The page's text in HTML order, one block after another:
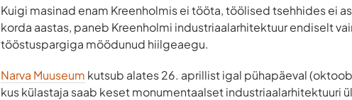
Kuigi masinad enam Kreenholmis ei tööta, töölised tsehhides ei
korda aastas, paneb Kreenholmi industriaalarhitektuur endiselt
tööstuspargiga möödunud hiilgeaegu.
Narva Muuseum kutsub alates 26. aprillist igal pühapäeval
kus külastaja saab keset monumentaalset industriaalarhitektuuri